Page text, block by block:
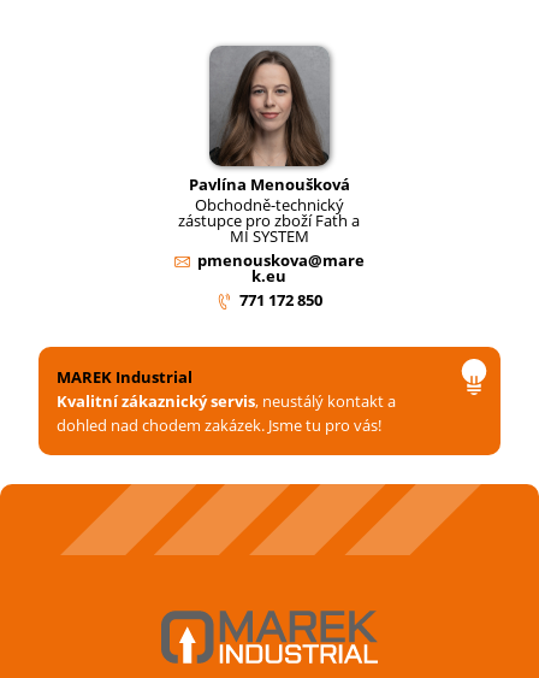
Pavlína Menoušková
Obchodně-technický
zástupce pro zboží Fath a
MI SYSTEM
pmenouskova@mare
k.eu
771 172 850
MAREK Industrial
Kvalitní zákaznický servis, neustálý kontakt a
dohled nad chodem zakázek. Jsme tu pro vás!